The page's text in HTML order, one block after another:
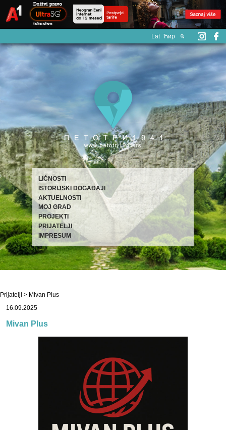
Lat Ћир
LIČNOSTI
ISTORIJSKI DOGAĐAJI
AKTUELNOSTI
MOJ GRAD
PROJEKTI
PRIJATELJI
IMPRESUM
Prijatelji > Mivan Plus
16.09.2025
Mivan Plus